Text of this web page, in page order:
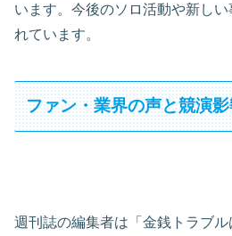
います。今後のソロ活動や新し
れています。
ファン・業界の声と競演
週刊誌の編集者は「金銭トラブ